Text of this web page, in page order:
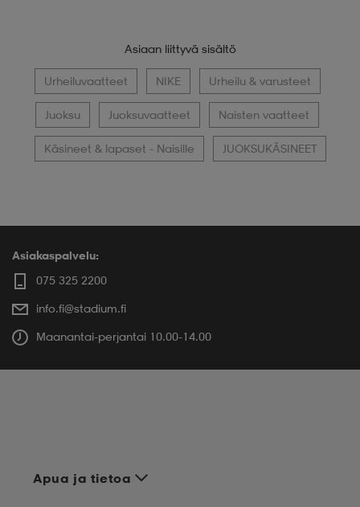
Asiaan liittyvä sisältö
Urheiluvaatteet NIKE Urheilu & varusteet
Juoksu Juoksuvaatteet Naisten vaatteet
Käsineet & lapaset - Naisille JUOKSUKÄSINEET
Asiakaspalvelu:
075 325 2200
info.fi@stadium.fi
Maanantai-perjantai 10.00-14.00
Apua ja tietoa